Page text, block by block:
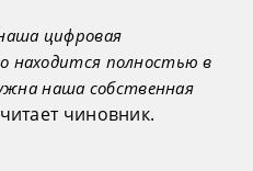
цифровая
находится полностью в
наша собственная
чиновник.